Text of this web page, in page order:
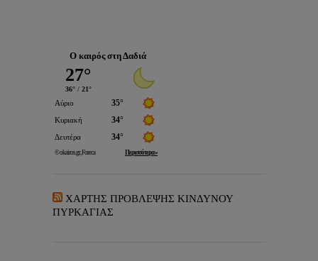
Ο καιρός στη Δαδιά
ΧΑΡΤΗΣ ΠΡΟΒΛΕΨΗΣ ΚΙΝΔΥΝΟΥ
ΠΥΡΚΑΓΙΑΣ